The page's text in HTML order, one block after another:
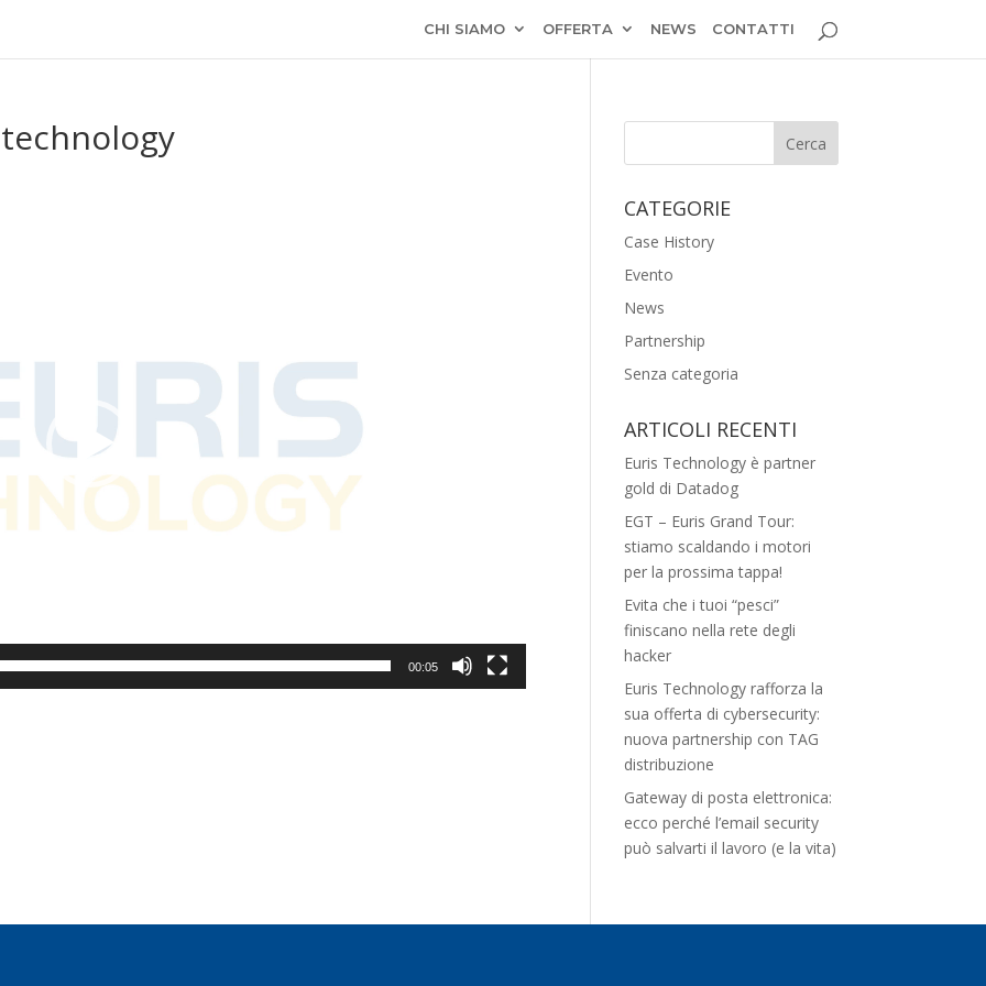
CHI SIAMO OFFERTA NEWS CONTATTI
00:05
CATEGORIE
Case History
Evento
News
Partnership
Senza categoria
ARTICOLI RECENTI
Euris Technology è partner
gold di Datadog
EGT – Euris Grand Tour:
stiamo scaldando i motori
per la prossima tappa!
Evita che i tuoi “pesci”
finiscano nella rete degli
hacker
Euris Technology rafforza la
sua offerta di cybersecurity:
nuova partnership con TAG
distribuzione
Gateway di posta elettronica:
ecco perché l’email security
può salvarti il lavoro (e la vita)